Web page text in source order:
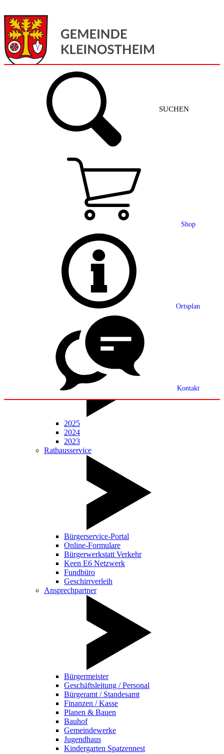
SUCHEN
Shop
Ortsplan
Kontakt
Gemeinde + Service
Grußwort
Ortsplan
Partnerschaft
Statistik
Mitteilungsblatt
2025
2024
2023
Rathausservice
Bürgerservice-Portal
Online-Formulare
Bürgerwerkstatt Verkehr
Keen E6 Netzwerk
Fundbüro
Geschirrverleih
Ansprechpartner
Bürgermeister
Geschäftsleitung / Personal
Bürgeramt / Standesamt
Finanzen / Kasse
Planen & Bauen
Bauhof
Gemeindewerke
Jugendhaus
Kindergarten Spatzennest